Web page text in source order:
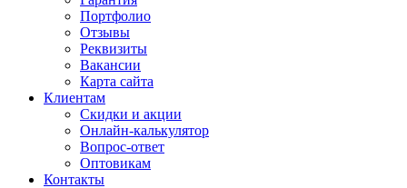
Портфолио
Отзывы
Реквизиты
Вакансии
Карта сайта
Клиентам
Скидки и акции
Онлайн-калькулятор
Вопрос-ответ
Оптовикам
Контакты